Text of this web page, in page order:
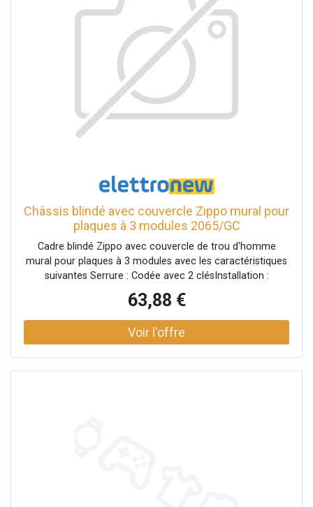
Châssis blindé avec couvercle Zippo mural pour
plaques à 3 modules 2065/GC
Cadre blindé Zippo avec couvercle de trou d'homme
mural pour plaques à 3 modules avec les caractéristiques
suivantes Serrure : Codée avec 2 clésInstallation :
Montage muralDegré de protection : IP 40 CL. IICouleur :
GrisDimensions : 200x124x40 mm Accessoires inclus :
Dispositif pour le déclenchement manuel de l'électro-train,
Interrupteur anti-sabotage.
63,88 €